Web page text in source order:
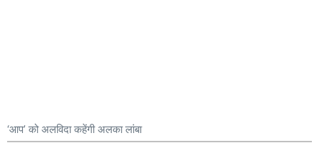
‘आप’ को अलविदा कहेंगी अलका लांबा